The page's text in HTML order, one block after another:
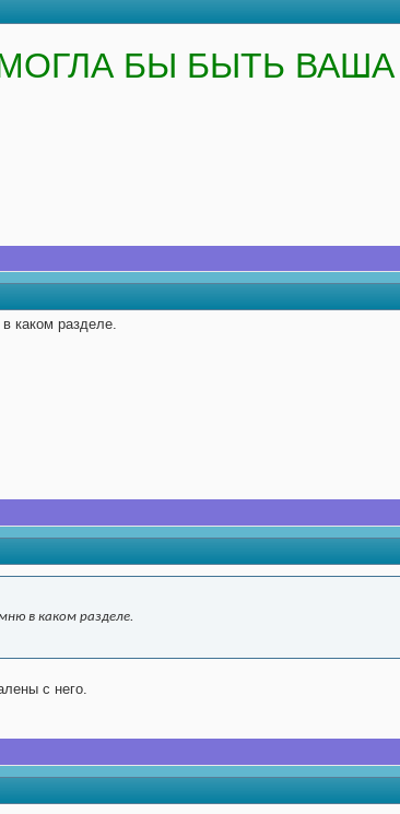
БЫ БЫТЬ
каком разделе.
в каком разделе.
с него.